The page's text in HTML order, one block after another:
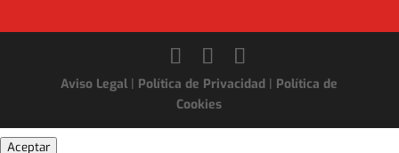
Aviso Legal | Política de Privacidad | Política de
Cookies
Aceptar